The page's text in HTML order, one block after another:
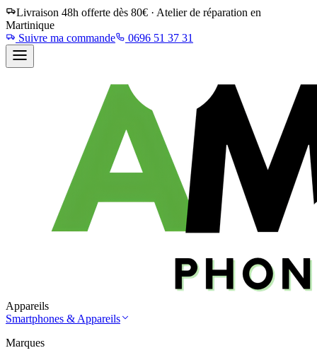
Livraison 48h offerte dès 80€ · Atelier de réparation en
Martinique
Suivre ma commande
0696 51 37 31
Appareils
Smartphones & Appareils
Marques